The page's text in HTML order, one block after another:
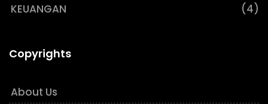
KEUANGAN
(4)
Copyrights
About Us